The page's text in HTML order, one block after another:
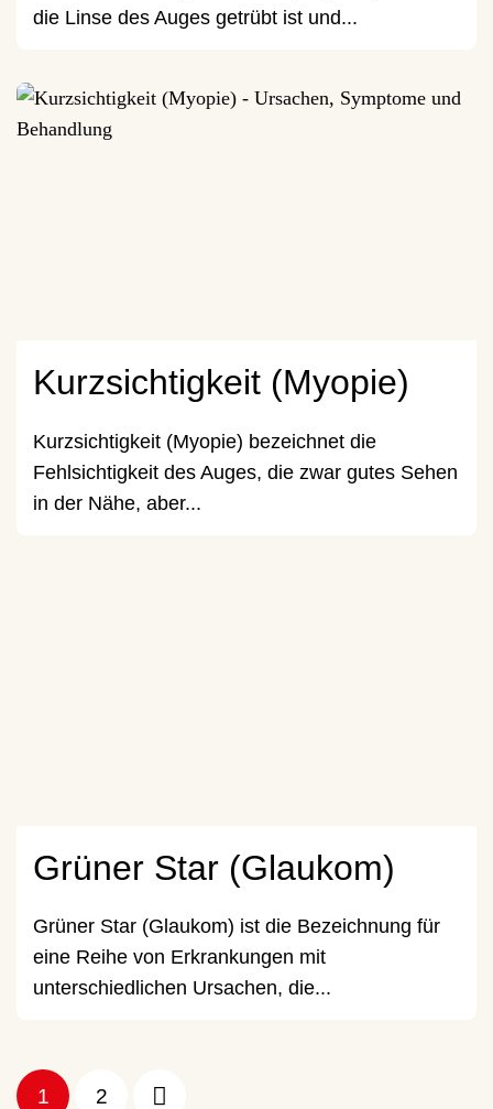
die Linse des Auges getrübt ist und...
Kurzsichtigkeit (Myopie)
Kurzsichtigkeit (Myopie) bezeichnet die
Fehlsichtigkeit des Auges, die zwar gutes Sehen
in der Nähe, aber...
Grüner Star (Glaukom)
Grüner Star (Glaukom) ist die Bezeichnung für
eine Reihe von Erkrankungen mit
unterschiedlichen Ursachen, die...
1 2